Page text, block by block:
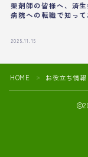
薬剤師の皆様へ、済
病院への転職で知って
2025.11.15
HOME ＞ お役立ち情報